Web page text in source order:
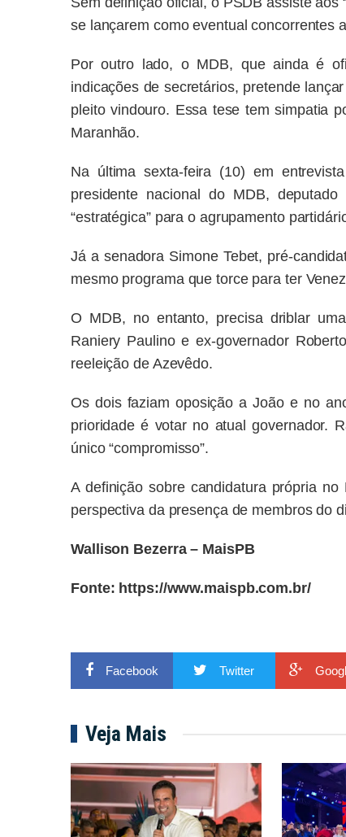
se lançarem como eventual concorrentes
Por outro lado, o MDB, que ainda é
indicações de secretários, pretende
pleito vindouro. Essa tese tem simpatia
Maranhão.
Na última sexta-feira (10) em
presidente nacional do MDB,
“estratégica” para o agrupamento
Já a senadora Simone Tebet, pré-
mesmo programa que torce para ter
O MDB, no entanto, precisa driblar
Raniery Paulino e ex-governador Roberto
reeleição de Azevêdo.
Os dois faziam oposição a João e no
prioridade é votar no atual governador.
único “compromisso”.
A definição sobre candidatura própria
perspectiva da presença de membros do
Wallison Bezerra – MaisPB
Fonte: https://www.maispb.com.br/
Facebook Twitter
Veja Mais